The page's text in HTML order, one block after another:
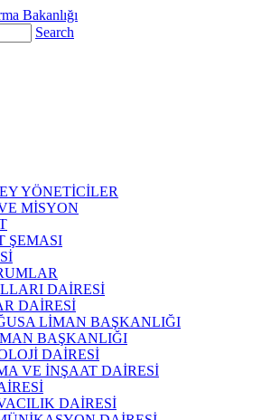
Search
YÖNETİCİLER
MİSYON
ŞEMASI
DAİRESİ
DAİRESİ
LİMAN BAŞKANLIĞI
BAŞKANLIĞI
DAİRESİ
VE İNŞAAT DAİRESİ
DAİRESİ